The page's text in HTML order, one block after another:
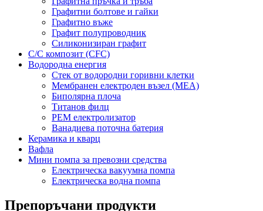
Графитни болтове и гайки
Графитно въже
Графит полупроводник
Силиконизиран графит
C/C композит (CFC)
Водородна енергия
Стек от водородни горивни клетки
Мембранен електроден възел (MEA)
Биполярна плоча
Титанов филц
PEM електролизатор
Ванадиева поточна батерия
Керамика и кварц
Вафла
Мини помпа за превозни средства
Електрическа вакуумна помпа
Електрическа водна помпа
Препоръчани продукти